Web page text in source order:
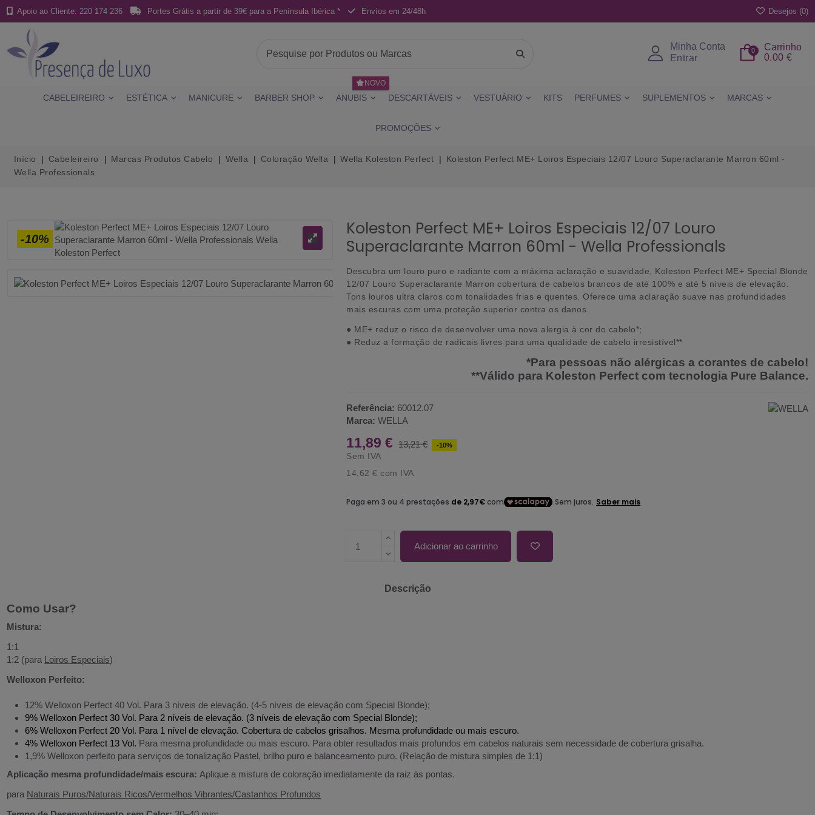
Apoio ao Cliente: 220 174 236 Portes Grátis a partir de 39€ para a Península Ibérica * Envíos em 24/48h Desejos (0)
Minha Conta
Entrar
Carrinho
0
0.00 €
CABELEIREIRO ESTÉTICA MANICURE BARBER SHOP ANUBIS
NOVO
DESCARTÁVEIS VESTUÁRIO KITS PERFUMES SUPLEMENTOS MARCAS
PROMOÇÕES
Início Cabeleireiro Marcas Produtos Cabelo Wella Coloração Wella Wella Koleston Perfect
Koleston Perfect ME+ Loiros Especiais 12/07 Louro Superaclarante Marron 60ml -
Wella Professionals
-10%
Koleston Perfect ME+ Loiros Especiais 12/07 Louro
Superaclarante Marron 60ml - Wella Professionals
Descubra um louro puro e radiante com a máxima aclaração e suavidade, Koleston Perfect ME+ Special Blonde
12/07 Louro Superaclarante Marron cobertura de cabelos brancos de até 100% e até 5 níveis de elevação.
Tons louros ultra claros com tonalidades frias e quentes. Oferece uma aclaração suave nas profundidades
mais escuras com uma proteção superior contra os danos.
● ME+ reduz o risco de desenvolver uma nova alergia à cor do cabelo*;
● Reduz a formação de radicais livres para uma qualidade de cabelo irresistível**
*Para pessoas não alérgicas a corantes de cabelo!
**Válido para Koleston Perfect com tecnologia Pure Balance.
Referência: 60012.07
Marca: WELLA
11,89 € 13,21 € -10%
Sem IVA
14,62 € com IVA
Adicionar ao carrinho
Descrição
Como Usar?
Mistura:
1:1
1:2 (para Loiros Especiais)
Welloxon Perfeito:
12% Welloxon Perfect 40 Vol. Para 3 níveis de elevação. (4-5 níveis de elevação com Special Blonde);
9% Welloxon Perfect 30 Vol. Para 2 níveis de elevação. (3 níveis de elevação com Special Blonde);
6% Welloxon Perfect 20 Vol. Para 1 nível de elevação. Cobertura de cabelos grisalhos. Mesma profundidade ou mais escuro.
4% Welloxon Perfect 13 Vol. Para mesma profundidade ou mais escuro. Para obter resultados mais profundos em cabelos naturais sem necessidade de cobertura grisalha.
1,9% Welloxon perfeito para serviços de tonalização Pastel, brilho puro e balanceamento puro. (Relação de mistura simples de 1:1)
Aplicação mesma profundidade/mais escura:Aplique a mistura de coloração imediatamente da raiz às pontas.
para Naturais Puros/Naturais Ricos/Vermelhos Vibrantes/Castanhos Profundos